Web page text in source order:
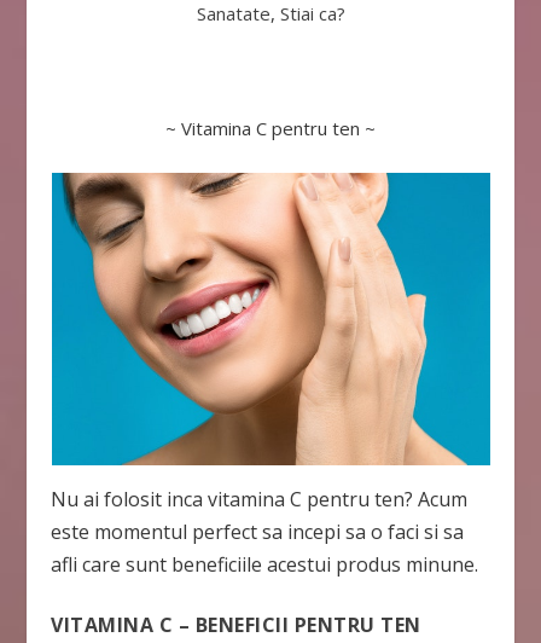
Sanatate, Stiai ca?
~ Vitamina C pentru ten ~
Nu ai folosit inca vitamina C pentru ten? Acum
este momentul perfect sa incepi sa o faci si sa
afli care sunt beneficiile acestui produs minune.
VITAMINA C – BENEFICII PENTRU TEN